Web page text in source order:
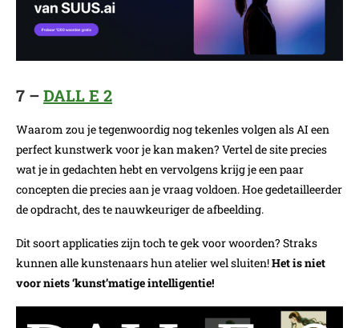
7 –DALL E 2
Waarom zou je tegenwoordig nog tekenles volgen als AI een
perfect kunstwerk voor je kan maken? Vertel de site precies
wat je in gedachten hebt en vervolgens krijg je een paar
concepten die precies aan je vraag voldoen. Hoe gedetailleerder
de opdracht, des te nauwkeuriger de afbeelding.
Dit soort applicaties zijn toch te gek voor woorden? Straks
kunnen alle kunstenaars hun atelier wel sluiten!Het is niet
voor niets ‘kunst’matige intelligentie!